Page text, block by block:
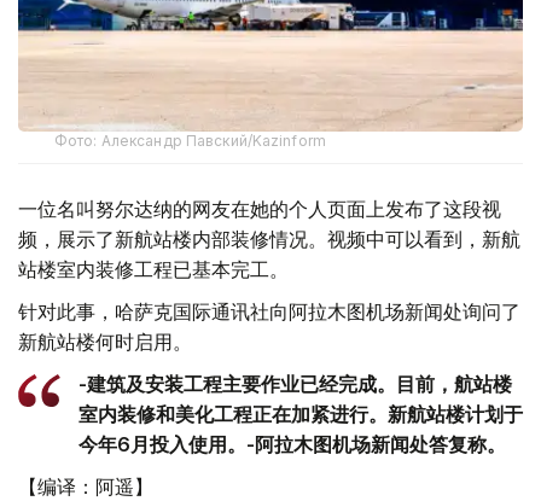
Фото: Александр Павский/Kazinform
一位名叫努尔达纳的网友在她的个人页面上发布了这段视
频，展示了新航站楼内部装修情况。视频中可以看到，新航
站楼室内装修工程已基本完工。
针对此事，哈萨克国际通讯社向阿拉木图机场新闻处询问了
新航站楼何时启用。
-建筑及安装工程主要作业已经完成。目前，航站楼
室内装修和美化工程正在加紧进行。新航站楼计划于
今年6月投入使用。-阿拉木图机场新闻处答复称。
【编译：阿遥】